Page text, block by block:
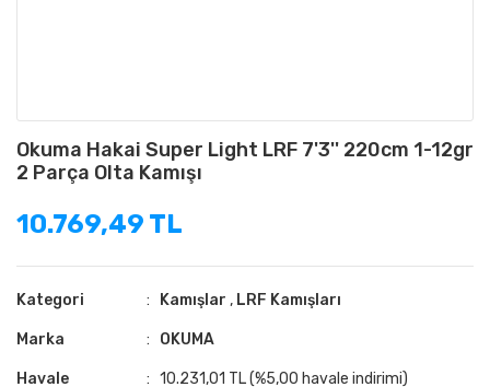
Okuma Hakai Super Light LRF 7'3'' 220cm 1-12gr
2 Parça Olta Kamışı
10.769,49 TL
Kategori Kamışlar , LRF Kamışları
Marka OKUMA
Havale 10.231,01 TL (%5,00 havale indirimi)